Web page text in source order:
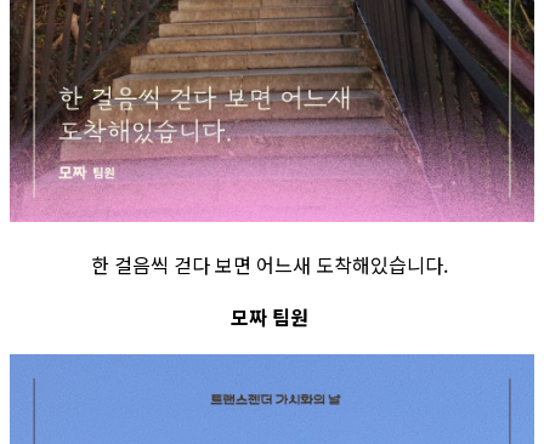
한 걸음씩 걷다 보면 어느새 도착해있습니다.
모짜 팀원